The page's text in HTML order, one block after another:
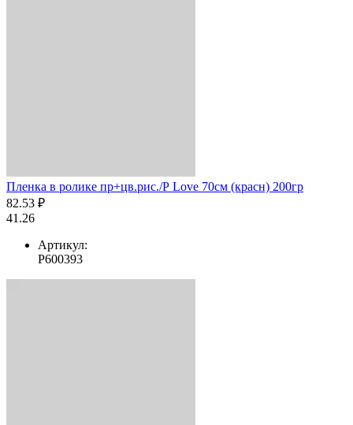
Пленка в ролике пр+цв.рис./Р Love 70см (красн) 200гр
82.53 ₽
41.26
Артикул:
Р600393